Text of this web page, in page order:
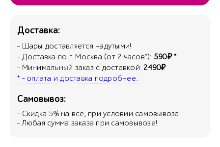
Доставка:
- Шары доставляется надутыми!
- Доставка по г. Москва (от 2 часов*): 590₽ *
- Минимальный заказ с доставкой:2490₽
* - оплата и доставка подробнее..
Самовывоз:
- Скидка 5% на всё, при условии самовывоза!
- Любая сумма заказа при самовывозе!